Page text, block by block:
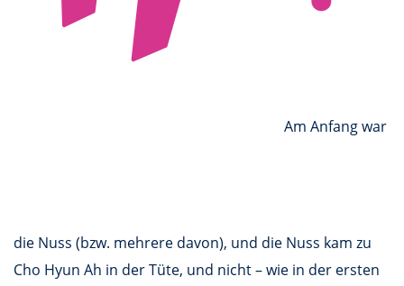
Am Anfang war
die Nuss (bzw. mehrere davon), und die Nuss kam zu
Cho Hyun Ah in der Tüte, und nicht – wie in der ersten